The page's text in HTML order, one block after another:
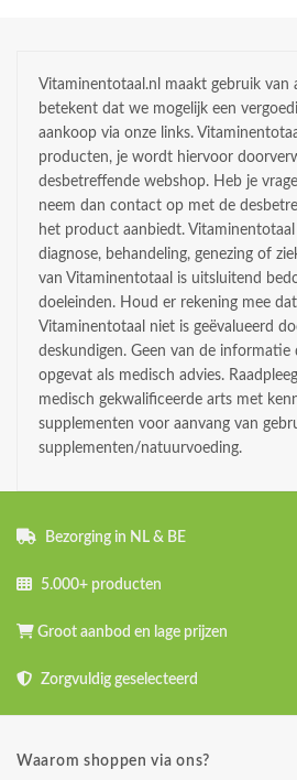
Vitaminentotaal.nl maakt gebruik van
betekent dat we mogelijk een
aankoop via onze links.
producten, je wordt hiervoor
desbetreffende webshop. Heb je
neem dan contact op met de
het product aanbiedt.
diagnose, behandeling, genezing of
van Vitaminentotaal is uitsluitend
doeleinden. Houd er rekening mee
Vitaminentotaal niet is geëvalueerd
deskundigen. Geen van de
opgevat als medisch advies.
medisch gekwalificeerde arts met
supplementen voor aanvang van
supplementen/natuurvoeding.
Bezorging in NL & BE
5.000+ producten
Groot aanbod en lage prijzen
Zorgvuldig geselecteerd
Waarom shoppen via ons?